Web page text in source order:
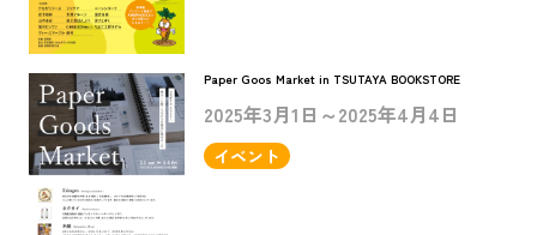
Paper Goos Market in TSUTAYA BOOKSTORE
2025年3月1日～2025年4月4日
イベント